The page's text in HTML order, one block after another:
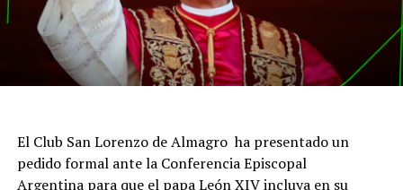
El Club San Lorenzo de Almagro ha presentado un
pedido formal ante la Conferencia Episcopal
Argentina para que el papa León XIV incluya en su